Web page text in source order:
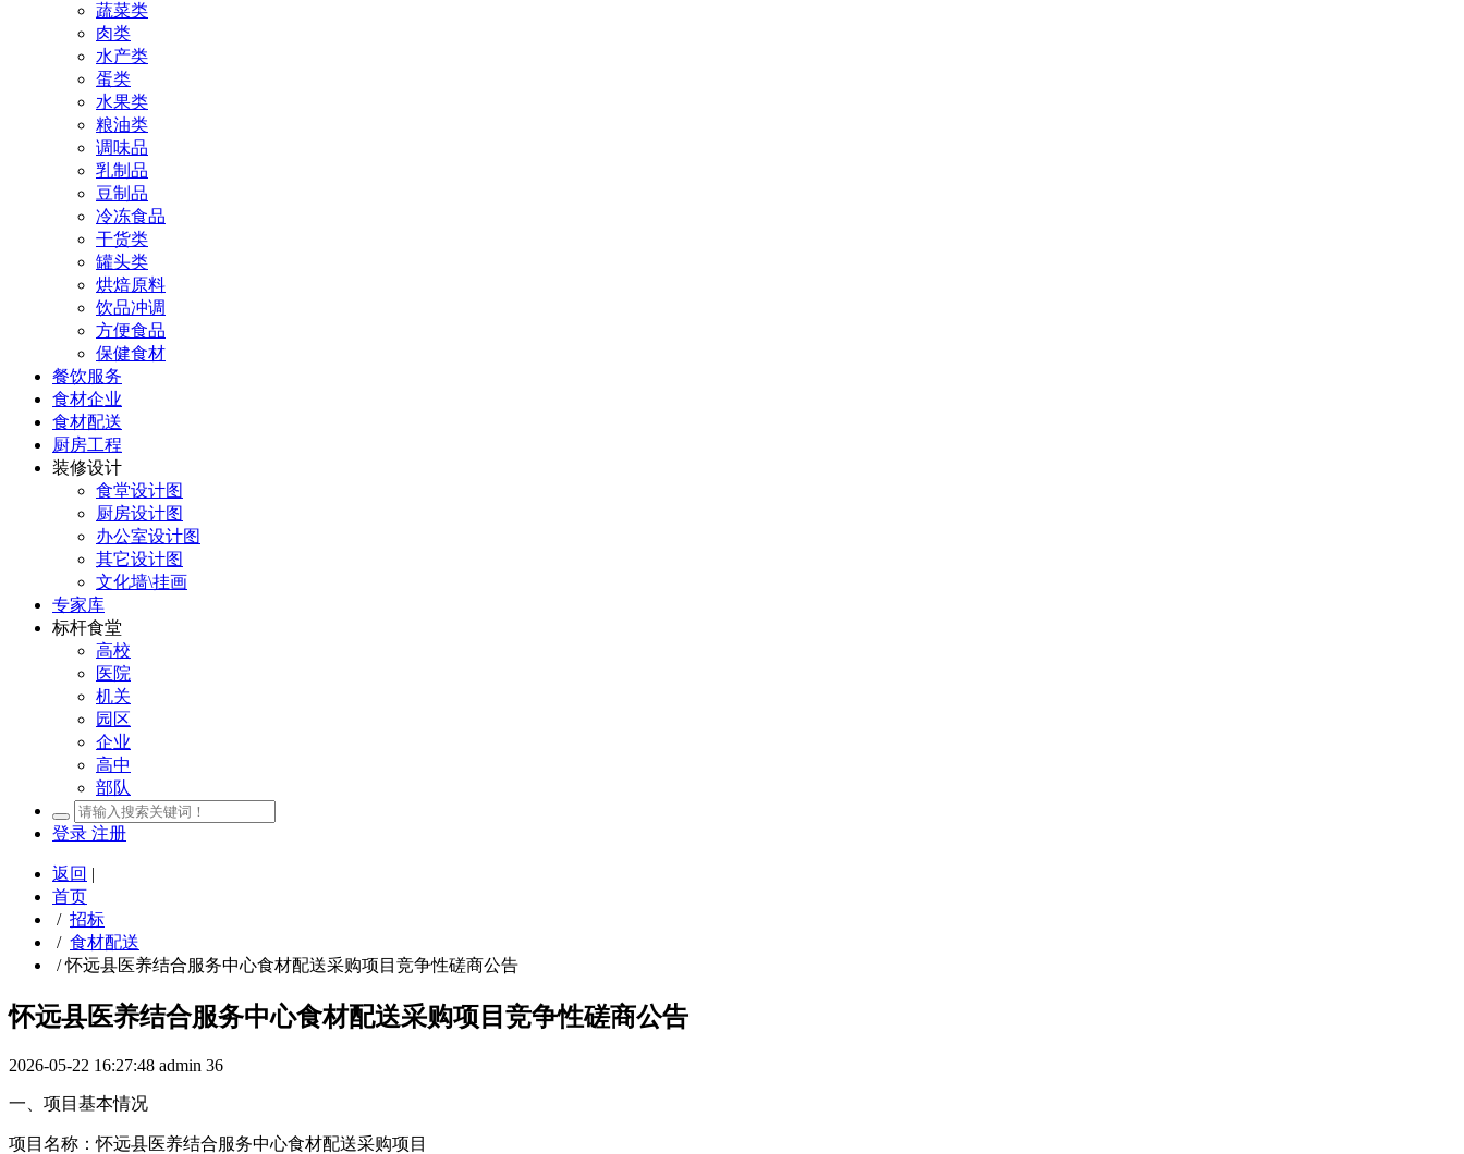
蔬菜类
肉类
水产类
蛋类
水果类
粮油类
调味品
乳制品
豆制品
冷冻食品
干货类
罐头类
烘焙原料
饮品冲调
方便食品
保健食材
餐饮服务
食材企业
食材配送
厨房工程
装修设计
食堂设计图
厨房设计图
办公室设计图
其它设计图
文化墙\挂画
专家库
标杆食堂
高校
医院
机关
园区
企业
高中
部队
登录 注册
返回 |
首页
/ 招标
/ 食材配送
/怀远县医养结合服务中心食材配送采购项目竞争性磋商公告
怀远县医养结合服务中心食材配送采购项目竞争性磋商公告
2026-05-22 16:27:48 admin 36
一、项目基本情况
项目名称：怀远县医养结合服务中心食材配送采购项目